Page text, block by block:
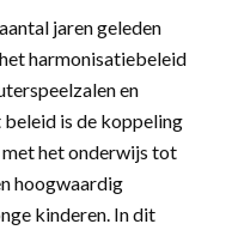
jaren geleden
harmonisatiebeleid
en
is de koppeling
het onderwijs tot
hoogwaardig
kinderen. In dit